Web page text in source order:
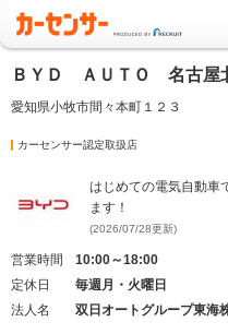
ＢＹＤ ＡＵＴＯ 名古
愛知県小牧市間々本町１２３
カーセンサー認定取扱店
はじめての電気自動車
ます！
(2026/07/28更新)
営業時間
10:00～18:00
定休日
毎週月・火曜日
法人名
双日オートグループ東海